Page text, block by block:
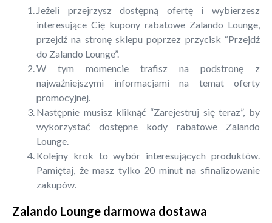
Jeżeli przejrzysz dostępną ofertę i wybierzesz
interesujące Cię kupony rabatowe Zalando Lounge,
przejdź na stronę sklepu poprzez przycisk “Przejdź
do Zalando Lounge”.
W tym momencie trafisz na podstronę z
najważniejszymi informacjami na temat oferty
promocyjnej.
Następnie musisz kliknąć “Zarejestruj się teraz”, by
wykorzystać dostępne kody rabatowe Zalando
Lounge.
Kolejny krok to wybór interesujących produktów.
Pamiętaj, że masz tylko 20 minut na sfinalizowanie
zakupów.
Zalando Lounge darmowa dostawa